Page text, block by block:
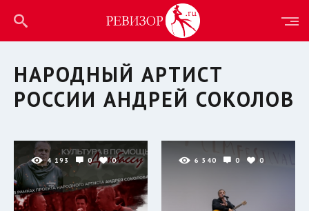
НАРОДНЫЙ АРТИСТ
РОССИИ АНДРЕЙ СОКОЛОВ
4 193 0 0 6 540 0 0